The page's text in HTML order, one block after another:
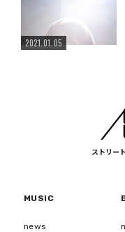
2021.01.05
ストリー
MUSIC
news